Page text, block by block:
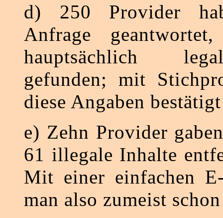
d) 250 Provider
Anfrage
hauptsächlich
gefunden; mit
diese Angaben
e) Zehn Provider
61 illegale Inhalte
Mit einer einfachen
man also zumeist